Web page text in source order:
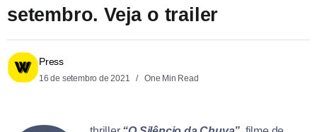
setembro. Veja o trailer
Press
16 de setembro de 2021 One Min Read